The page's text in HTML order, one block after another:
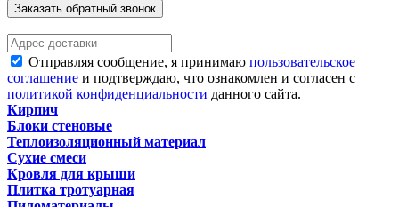
Заказать обратный звонок
Отправляя сообщение, я принимаю пользовательское
соглашение и подтверждаю, что ознакомлен и согласен с
политикой конфиденциальности данного сайта.
Кирпич
Блоки стеновые
Теплоизоляционный материал
Сухие смеси
Кровля для крыши
Плитка тротуарная